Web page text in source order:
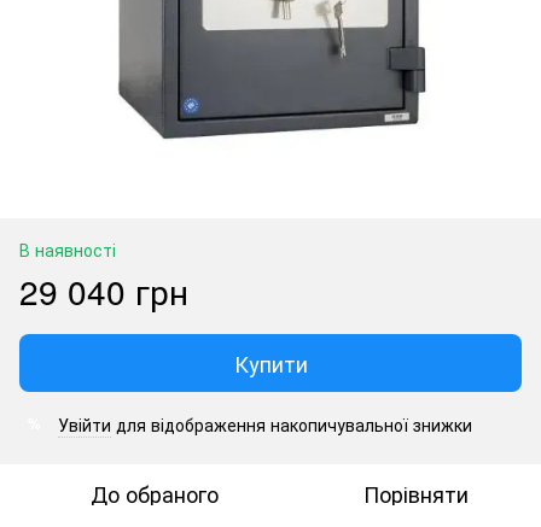
В наявності
29 040 грн
Купити
Увійти для відображення накопичувальної знижки
До обраного Порівняти